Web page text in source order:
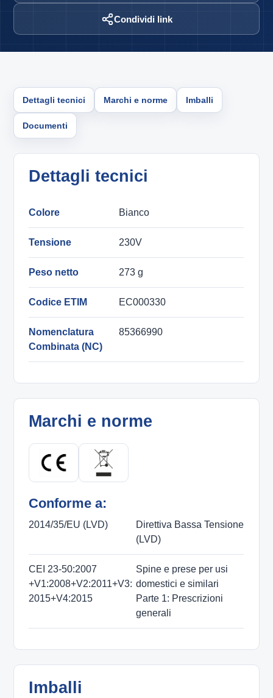
Condividi link
Dettagli tecnici Marchi e norme Imballi
Documenti
Dettagli tecnici
Colore Bianco
Tensione 230V
Peso netto 273 g
Codice ETIM EC000330
Nomenclatura
Combinata (NC)
85366990
Marchi e norme
Conforme a:
2014/35/EU (LVD)
Direttiva Bassa Tensione
(LVD)
CEI 23-50:2007
+V1:2008+V2:2011+V3:
2015+V4:2015
Spine e prese per usi
domestici e similari
Parte 1: Prescrizioni
generali
Imballi